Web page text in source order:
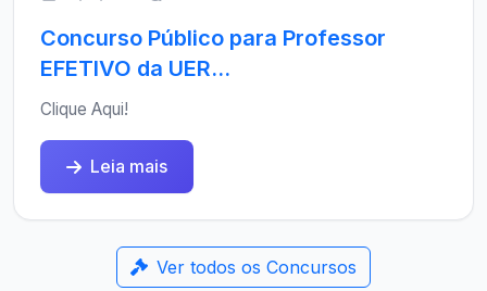
Concurso Público para Professor
EFETIVO da UER...
Clique Aqui!
Leia mais
Ver todos os Concursos